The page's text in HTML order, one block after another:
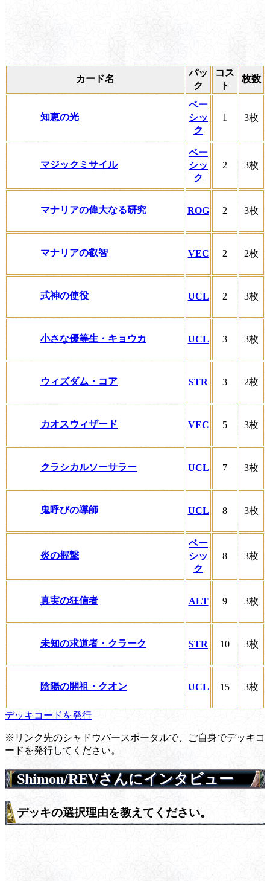
カード名
パッ
ク
コス
ト
枚数
知恵の光
ベー
シッ
ク
1 3枚
マジックミサイル
ベー
シッ
ク
2 3枚
マナリアの偉大なる研究 ROG 2 3枚
マナリアの叡智 VEC 2 2枚
式神の使役 UCL 2 3枚
小さな優等生・キョウカ UCL 3 3枚
ウィズダム・コア STR 3 2枚
カオスウィザード VEC 5 3枚
クラシカルソーサラー UCL 7 3枚
鬼呼びの導師 UCL 8 3枚
炎の握撃
ベー
シッ
ク
8 3枚
真実の狂信者 ALT 9 3枚
未知の求道者・クラーク STR 10 3枚
陰陽の開祖・クオン UCL 15 3枚
デッキコードを発行
※リンク先のシャドウバースポータルで、ご自身でデッキコ
ードを発行してください。
Shimon/REVさんにインタビュー
デッキの選択理由を教えてください。